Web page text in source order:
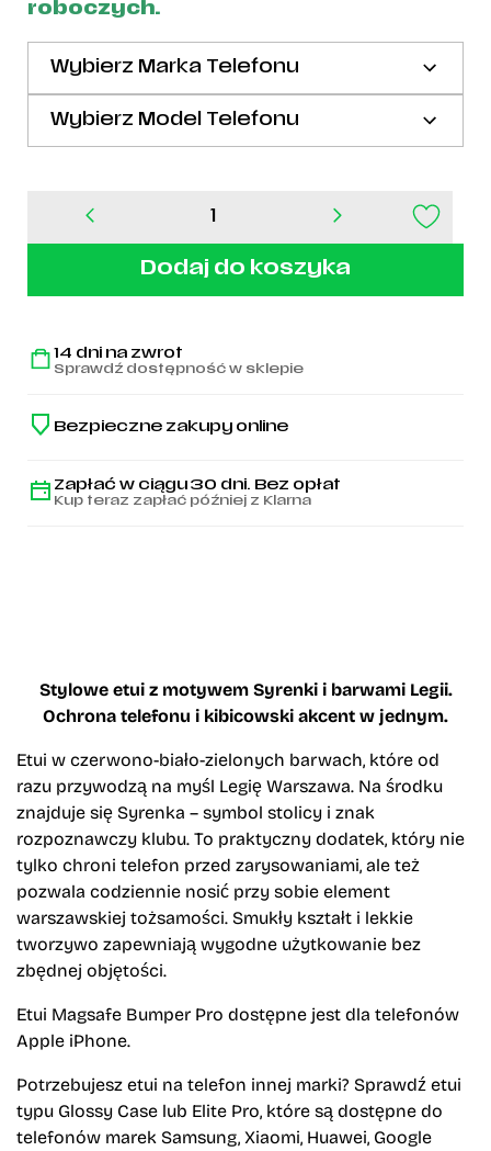
roboczych.
Wybierz Marka Telefonu
Wybierz Model Telefonu
Etui
MagSafe
Bumper
Dodaj do koszyka
14 dni na zwrot
Sprawdź dostępność w sklepie
Bezpieczne zakupy online
Zapłać w ciągu 30 dni. Bez opłat
Kup teraz zapłać później z Klarna
Stylowe etui z motywem Syrenki i barwami Legii.
Ochrona telefonu i kibicowski akcent w jednym.
Etui w czerwono-biało-zielonych barwach, które od
razu przywodzą na myśl Legię Warszawa. Na środku
znajduje się Syrenka – symbol stolicy i znak
rozpoznawczy klubu. To praktyczny dodatek, który nie
tylko chroni telefon przed zarysowaniami, ale też
pozwala codziennie nosić przy sobie element
warszawskiej tożsamości. Smukły kształt i lekkie
tworzywo zapewniają wygodne użytkowanie bez
zbędnej objętości.
Etui Magsafe Bumper Pro dostępne jest dla telefonów
Apple iPhone.
Potrzebujesz etui na telefon innej marki? Sprawdź etui
typu Glossy Case lub Elite Pro, które są dostępne do
telefonów marek Samsung, Xiaomi, Huawei, Google